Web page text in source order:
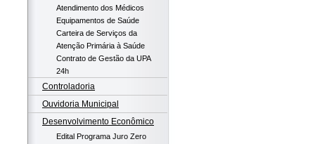
Atendimento dos Médicos
Equipamentos de Saúde
Carteira de Serviços da
Atenção Primária à Saúde
Contrato de Gestão da UPA
24h
Controladoria
Ouvidoria Municipal
Desenvolvimento Econômico
Edital Programa Juro Zero